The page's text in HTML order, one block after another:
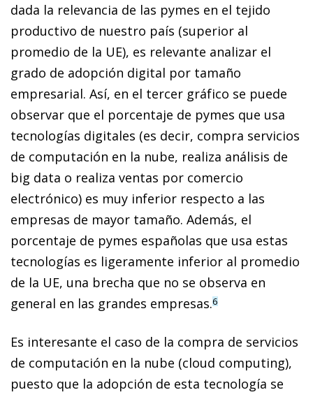
dada la relevancia de las pymes en el tejido
productivo de nuestro país (superior al
promedio de la UE), es relevante analizar el
grado de adopción digital por tamaño
empresarial. Así, en el tercer gráfico se puede
observar que el porcentaje de pymes que usa
tecnologías digitales (es decir, compra servicios
de computación en la nube, realiza análisis de
big data o realiza ventas por comercio
electrónico) es muy inferior respecto a las
empresas de mayor tamaño. Además, el
porcentaje de pymes españolas que usa estas
tecnologías es ligeramente inferior al promedio
de la UE, una brecha que no se observa en
general en las grandes empresas.6
Es interesante el caso de la compra de servicios
de computación en la nube (cloud computing),
puesto que la adopción de esta tecnología se